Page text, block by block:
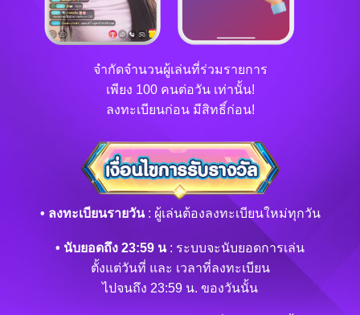
จำกัดจำนวนผู้เล่นที่ร่วมรายการ
เพียง 100 คนต่อวัน เท่านั้น!
ลงทะเบียนก่อน มีสิทธิ์ก่อน!
• ลงทะเบียนรายวัน: ผู้เล่นต้องลงทะเบียนใหม่ทุกวัน
• นับยอดถึง 23:59 น: ระบบจะนับยอดการเล่น
ตั้งแต่วันที่ และ เวลาที่ลงทะเบียน
ไปจนถึง 23:59 น. ของวันนั้น